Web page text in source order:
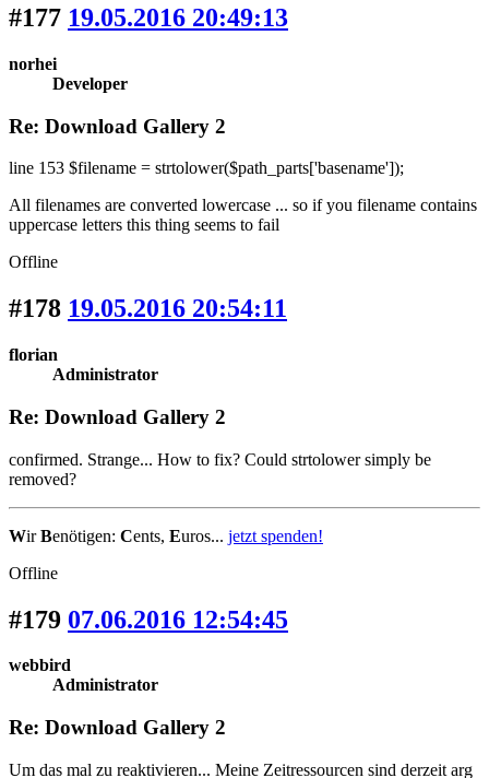
#177 19.05.2016 20:49:13
norhei
Developer
Re: Download Gallery 2
line 153 $filename = strtolower($path_parts['basename']);
All filenames are converted lowercase ... so if you filename contains
uppercase letters this thing seems to fail
Offline
#178 19.05.2016 20:54:11
florian
Administrator
Re: Download Gallery 2
confirmed. Strange... How to fix? Could strtolower simply be
removed?
WirBenötigen: Cents, Euros... jetzt spenden!
Offline
#179 07.06.2016 12:54:45
webbird
Administrator
Re: Download Gallery 2
Um das mal zu reaktivieren... Meine Zeitressourcen sind derzeit arg